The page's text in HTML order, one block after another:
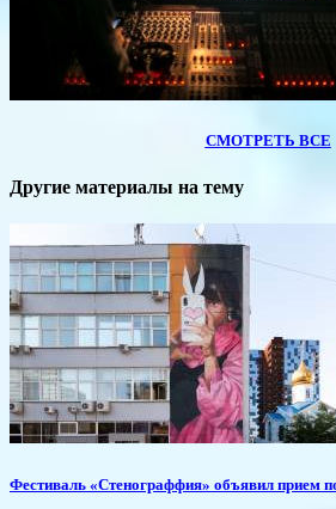
СМОТРЕТЬ ВСЕ
Другие материалы на тему
Фестиваль «Стенограффия» объявил прием